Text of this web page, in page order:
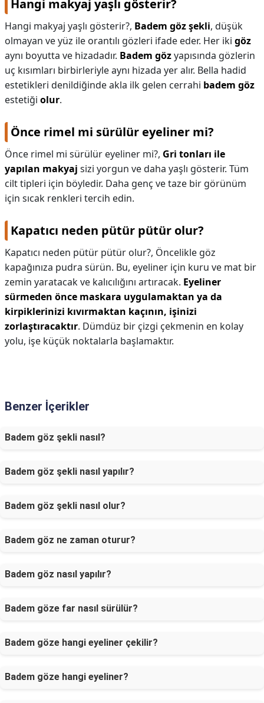
Hangi makyaj yaşlı gösterir?
Hangi makyaj yaşlı gösterir?, Badem göz şekli, düşük
olmayan ve yüz ile orantılı gözleri ifade eder. Her iki göz
aynı boyutta ve hizadadır. Badem gözyapısında gözlerin
uç kısımları birbirleriyle aynı hizada yer alır. Bella hadid
estetikleri denildiğinde akla ilk gelen cerrahi badem göz
estetiği olur.
Önce rimel mi sürülür eyeliner mi?
Önce rimel mi sürülür eyeliner mi?, Gri tonları ile
yapılan makyaj sizi yorgun ve daha yaşlı gösterir. Tüm
cilt tipleri için böyledir. Daha genç ve taze bir görünüm
için sıcak renkleri tercih edin.
Kapatıcı neden pütür pütür olur?
Kapatıcı neden pütür pütür olur?, Öncelikle göz
kapağınıza pudra sürün. Bu, eyeliner için kuru ve mat bir
zemin yaratacak ve kalıcılığını artıracak. Eyeliner
sürmeden önce maskara uygulamaktan ya da
kirpiklerinizi kıvırmaktan kaçının, işinizi
zorlaştıracaktır. Dümdüz bir çizgi çekmenin en kolay
yolu, işe küçük noktalarla başlamaktır.
Benzer İçerikler
Badem göz şekli nasıl?
Badem göz şekli nasıl yapılır?
Badem göz şekli nasıl olur?
Badem göz ne zaman oturur?
Badem göz nasıl yapılır?
Badem göze far nasıl sürülür?
Badem göze hangi eyeliner çekilir?
Badem göze hangi eyeliner?